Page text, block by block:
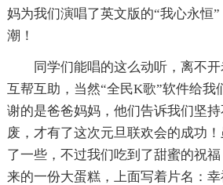
妈为我们演唱了英文版的“我心永恒
潮！
同学们能唱的这么动听，离不
互帮互助，当然“全民K歌”软件给我
谢的是爸爸妈妈，他们告诉我们坚
废，才有了这次元旦联欢会的成功
了一些，不过我们吃到了甜蜜的祝
来的一份大蛋糕，上面写着片名：